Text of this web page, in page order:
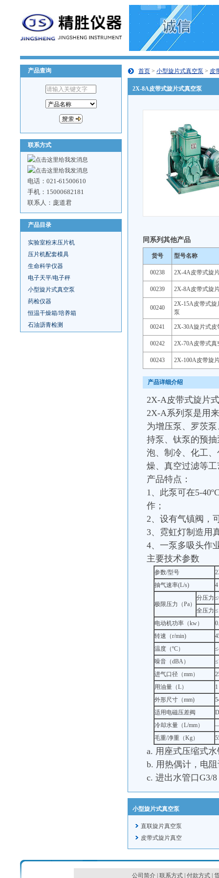
产品查询
联系方式
电话：021-61500610
手机：15000682181
联系人：庞道君
产品目录
实验室粉末压片机
压片机配套模具
生命科学仪器
电子天平/电子秤
小型旋片式真空泵
药检仪器
恒温干燥箱/培养箱
石油沥青检测
首页 > 小型旋片式真空泵 > 皮
2X-8A皮带式旋片式真空泵
同系列其他产品
货号 型号名称
00238 2X-4A皮带式旋
00239 2X-8A皮带式旋
00240
2X-15A皮带式旋
泵
00241 2X-30A旋片式皮
00242 2X-70A皮带式真
00243 2X-100A皮带旋
产品详细介绍
2X-A皮带式旋片
2X-A系列泵是用
为增压泵、罗茨
持泵、钛泵的预
泡、制冷、化工
燥、真空过滤等
产品特点：
1、此泵可在5-
作；
2、设有气镇阀，
3、霓虹灯制造用
4、一泵多吸头作
主要技术参数
参数/型号
抽气速率(L/s)
4
极限压力（Pa）
分压力
全压力
电动机功率（kw）
转速（r/min)
温度（ºC）
噪音（dBA）
进气口径（mm）
用油量（L）
1
外形尺寸（mm)
适用电磁压差阀
冷却水量（L/mm）
毛重/净重（Kg）
a. 用座式压缩式
b. 用热偶计，电
c. 进出水管口G3/
小型旋片式真空泵
直联旋片真空泵
皮带式旋片真空
公司简介 联系方式 付款方式